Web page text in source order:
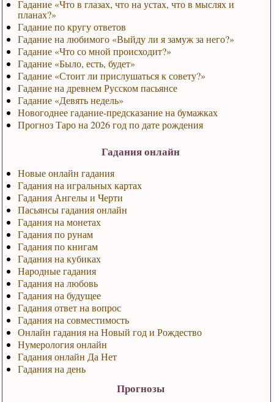
Гадание «Что в глазах, что на устах, что в мыслях и
планах?»
Гадание по кругу ответов
Гадание на любимого «Выйду ли я замуж за него?»
Гадание «Что со мной происходит?»
Гадание «Было, есть, будет»
Гадание «Стоит ли прислушаться к совету?»
Гадание на древнем Русском пасьянсе
Гадание «Девять недель»
Новогоднее гадание-предсказание на бумажках
Прогноз Таро на 2026 год по дате рождения
Гадания онлайн
Новые онлайн гадания
Гадания на игральных картах
Гадания Ангелы и Черти
Пасьянсы гадания онлайн
Гадания на монетах
Гадания по рунам
Гадания по книгам
Гадания на кубиках
Народные гадания
Гадания на любовь
Гадания на будущее
Гадания ответ на вопрос
Гадания на совместимость
Онлайн гадания на Новый год и Рождество
Нумерология онлайн
Гадания онлайн Да Нет
Гадания на день
Прогнозы